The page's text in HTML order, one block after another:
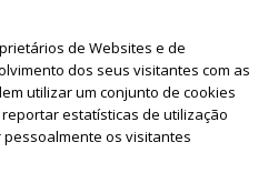
de Websites e de
dos seus visitantes com as
utilizar um conjunto de cookies
estatísticas de utilização
os visitantes